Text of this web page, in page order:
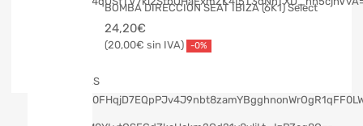
BOMBA DIRECCION SEAT IBIZA (6K1) Select
24,20€
20,00€ -0%